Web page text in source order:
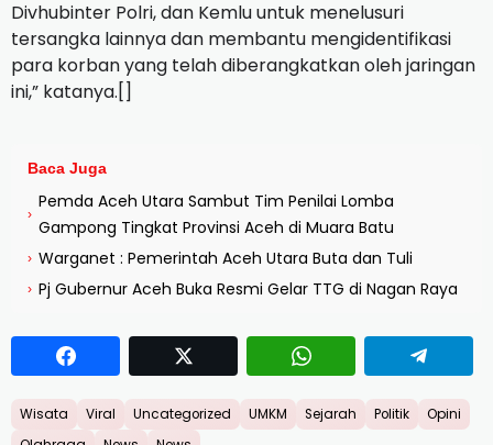
Divhubinter Polri, dan Kemlu untuk menelusuri
tersangka lainnya dan membantu mengidentifikasi
para korban yang telah diberangkatkan oleh jaringan
ini,” katanya.[]
Baca Juga
›
Pemda Aceh Utara Sambut Tim Penilai Lomba
Gampong Tingkat Provinsi Aceh di Muara Batu
› Warganet : Pemerintah Aceh Utara Buta dan Tuli
› Pj Gubernur Aceh Buka Resmi Gelar TTG di Nagan Raya
Wisata Viral Uncategorized UMKM Sejarah Politik
Opini